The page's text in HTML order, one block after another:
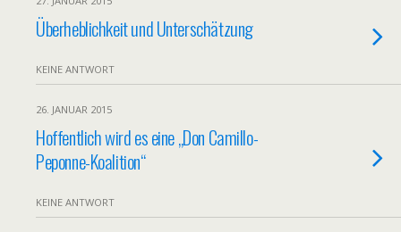
Überheblichkeit und Unterschätzung
KEINE ANTWORT
26. JANUAR 2015
Hoffentlich wird es eine „Don Camillo-
Peponne-Koalition“
KEINE ANTWORT